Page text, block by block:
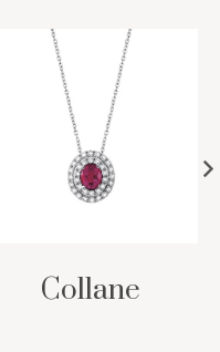
Collane